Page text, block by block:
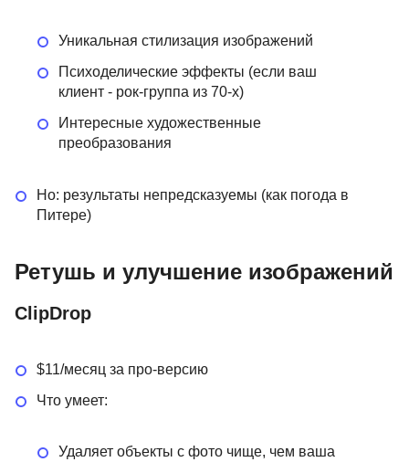
Уникальная стилизация изображений
Психоделические эффекты (если ваш
клиент - рок-группа из 70-х)
Интересные художественные
преобразования
Но: результаты непредсказуемы (как погода в
Питере)
Ретушь и улучшение изображений
ClipDrop
$11/месяц за про-версию
Что умеет:
Удаляет объекты с фото чище, чем ваша